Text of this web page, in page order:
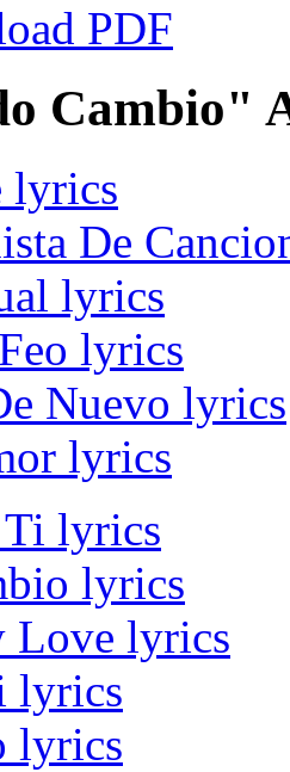
PDF
Cambio"
lyrics
De
lyrics
lyrics
Nuevo lyrics
lyrics
Ti lyrics
lyrics
Love lyrics
lyrics
lyrics